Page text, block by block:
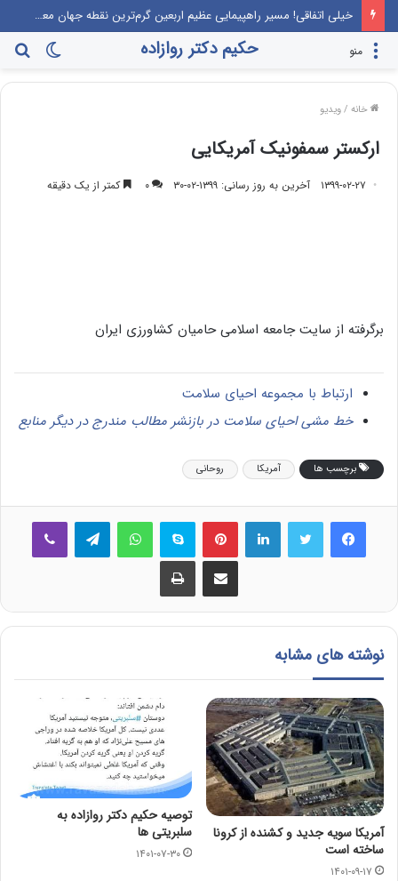
خیلی اتفاقی! مسیر راهپیمایی عظیم اربعین گرم‌ترین نقطه جهان معرفی می‌شود!
تغییر
پوسته
حکیم دکتر روازاده منو
خانه /ویدیو
ارکستر سمفونیک آمریکایی
۱۳۹۹-۰۲-۲۷ آخرین به روز رسانی: ۱۳۹۹-۰۲-۳۰ ۰ کمتر از یک دقیقه
برگرفته از سایت جامعه اسلامی حامیان کشاورزی ایران
ارتباط با مجموعه احیای سلامت
خط مشی احیای سلامت در بازنشر مطالب مندرج در دیگر منابع
برچسب ها آمریکا روحانی
فیس بوک لینکدین ‫پین‌ترست اسکایپ واتس آپ
اشتراک گذاری از طریق ایمیل چاپ
نوشته های مشابه
آمریکا سویه جدید و کشنده از کرونا
ساخته است
۱۴۰۱-۰۹-۱۷
توصیه حکیم دکتر روازاده به
سلبریتی ها
۱۴۰۱-۰۷-۳۰